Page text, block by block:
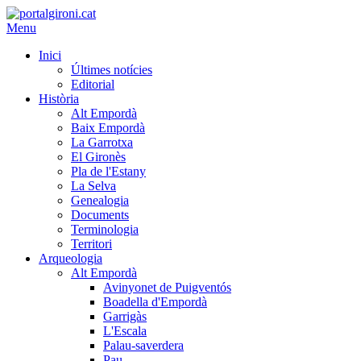
Menu
Inici
Últimes notícies
Editorial
Història
Alt Empordà
Baix Empordà
La Garrotxa
El Gironès
Pla de l'Estany
La Selva
Genealogia
Documents
Terminologia
Territori
Arqueologia
Alt Empordà
Avinyonet de Puigventós
Boadella d'Empordà
Garrigàs
L'Escala
Palau-saverdera